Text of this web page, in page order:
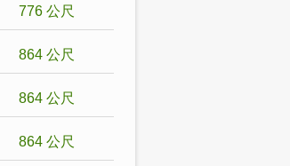
776 公尺
864 公尺
864 公尺
864 公尺